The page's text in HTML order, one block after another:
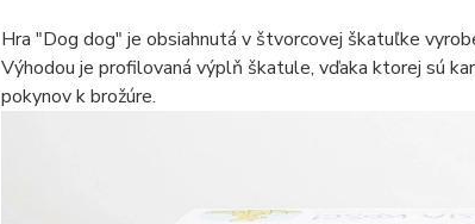
Hra "Dog dog" je obsiahnutá v štvorcovej škatuľke
Výhodou je profilovaná výplň škatule, vďaka ktorej sú
pokynov k brožúre.